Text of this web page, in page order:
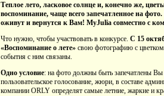
Теплое лето, ласковое солнце и, конечно же,
воспоминание, чаще всего запечатленное на
оживут и вернутся к Вам! MyJulia совместно с
Что нужно, чтобы участвовать в конкурсе. С 15
«Воспоминание о лете» свою фотографию с цветком
события с ним связаны.
Одно условие: на фото должны быть запечатлены
пользовательское голосование, жюри, в составе
компании ORLY определят самые летние, жаркие и